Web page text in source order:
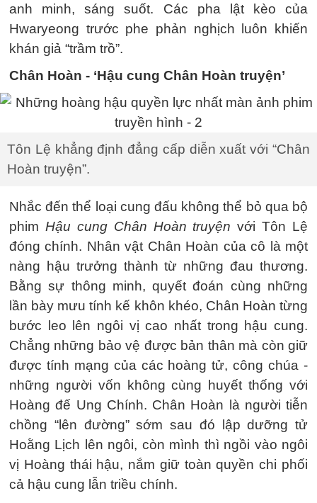
anh minh, sáng suốt. Các pha lật kèo của
Hwaryeong trước phe phản nghịch luôn khiến
khán giả “trầm trồ”.
Chân Hoàn - ‘Hậu cung Chân Hoàn truyện’
Tôn Lệ khẳng định đẳng cấp diễn xuất với “Chân
Hoàn truyện”.
Nhắc đến thể loại cung đấu không thể bỏ qua bộ
phim Hậu cung Chân Hoàn truyện với Tôn Lệ
đóng chính. Nhân vật Chân Hoàn của cô là một
nàng hậu trưởng thành từ những đau thương.
Bằng sự thông minh, quyết đoán cùng những
lần bày mưu tính kế khôn khéo, Chân Hoàn từng
bước leo lên ngôi vị cao nhất trong hậu cung.
Chẳng những bảo vệ được bản thân mà còn giữ
được tính mạng của các hoàng tử, công chúa -
những người vốn không cùng huyết thống với
Hoàng đế Ung Chính. Chân Hoàn là người tiễn
chồng “lên đường” sớm sau đó lập dưỡng tử
Hoằng Lịch lên ngôi, còn mình thì ngồi vào ngôi
vị Hoàng thái hậu, nắm giữ toàn quyền chi phối
cả hậu cung lẫn triều chính.